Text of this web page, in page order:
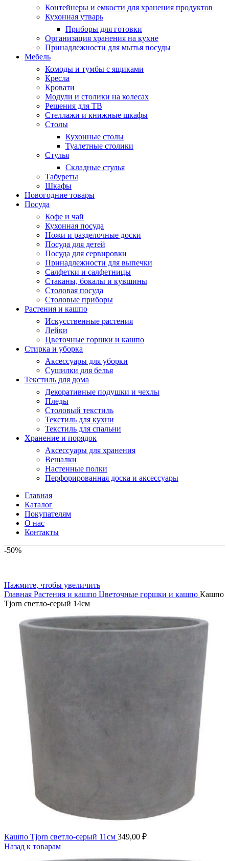
Контейнеры и емкости для хранения продуктов
Кухонная утварь
Приборы для готовки
Организация хранения на кухне
Принадлежности для мытья посуды
Мебель
Комоды и тумбы с ящиками
Кресла
Кровати
Модули и столики на колесах
Решения для ТВ
Стеллажи и книжные шкафы
Столы
Кухонные столы
Туалетные столики
Стулья
Складные стулья
Табуреты
Шкафы
Новогодние товары
Посуда
Кофе и чай
Кухонная посуда
Ножи и разделочные доски
Посуда для детей
Посуда для сервировки
Принадлежности для выпечки
Салфетки и салфетницы
Стаканы, бокалы и кувшины
Столовая посуда
Столовые приборы
Растения и кашпо
Искусственные растения
Лейки
Цветочные горшки и кашпо
Стирка и уборка
Аксессуары для уборки
Сушилки для белья
Текстиль для дома
Декоративные подушки и чехлы
Пледы
Столовый текстиль
Текстиль для кухни
Текстиль для спальни
Хранение и порядок
Аксессуары для хранения
Вешалки
Настенные полки
Перфорированная доска и аксессуары
Главная
Каталог
Покупателям
О нас
Контакты
-50%
Нажмите, чтобы увеличить
Главная Растения и кашпо Цветочные горшки и кашпо Кашпо
Tjorn светло-серый 14см
Кашпо Tjorn светло-серый 11см 349,00 ₽
Назад к товарам